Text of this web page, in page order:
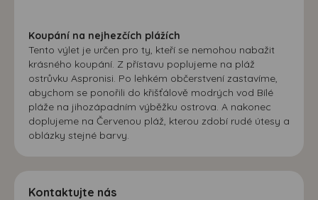
Koupání na nejhezčích plážích
Tento výlet je určen pro ty, kteří se nemohou nabažit
krásného koupání. Z přístavu poplujeme na pláž
ostrůvku Aspronisi. Po lehkém občerstvení zastavíme,
abychom se ponořili do křišťálově modrých vod Bílé
pláže na jihozápadním výběžku ostrova. A nakonec
doplujeme na Červenou pláž, kterou zdobí rudé útesy a
oblázky stejné barvy.
Kontaktujte nás